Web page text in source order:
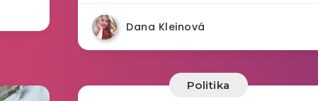
Dana Kleinová
Politika